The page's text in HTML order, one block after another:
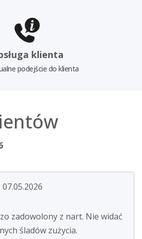
klienta
podejście do klienta
zadowolony z nart. Nie widać
śladów zużycia.